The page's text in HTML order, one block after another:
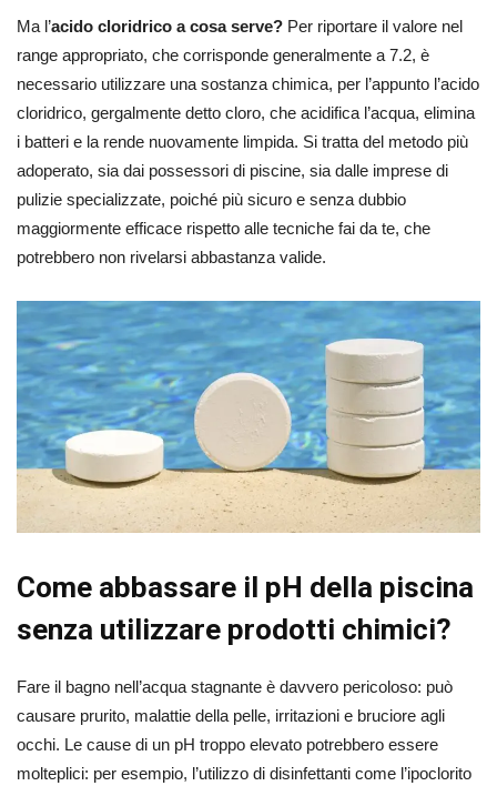
Ma l’acido cloridrico a cosa serve? Per riportare il valore nel
range appropriato, che corrisponde generalmente a 7.2, è
necessario utilizzare una sostanza chimica, per l’appunto l’acido
cloridrico, gergalmente detto cloro, che acidifica l’acqua, elimina
i batteri e la rende nuovamente limpida. Si tratta del metodo più
adoperato, sia dai possessori di piscine, sia dalle imprese di
pulizie specializzate, poiché più sicuro e senza dubbio
maggiormente efficace rispetto alle tecniche fai da te, che
potrebbero non rivelarsi abbastanza valide.
Come abbassare il pH della piscina
senza utilizzare prodotti chimici?
Fare il bagno nell’acqua stagnante è davvero pericoloso: può
causare prurito, malattie della pelle, irritazioni e bruciore agli
occhi. Le cause di un pH troppo elevato potrebbero essere
molteplici: per esempio, l’utilizzo di disinfettanti come l’ipoclorito